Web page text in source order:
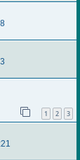
1 2 3